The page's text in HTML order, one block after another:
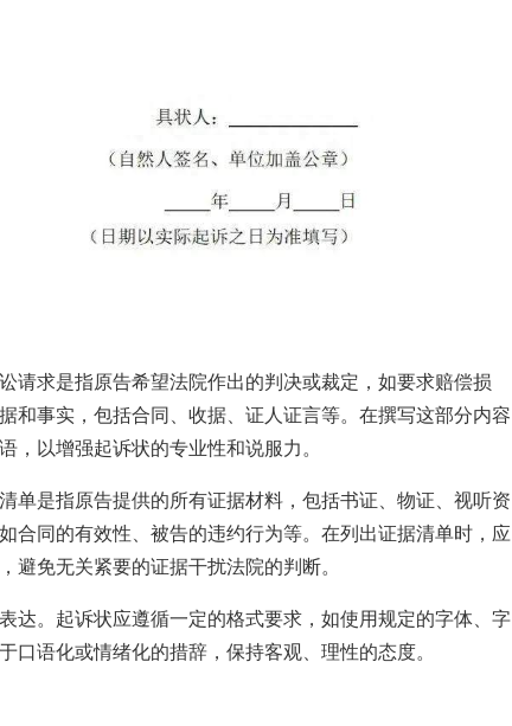
请求是指原告希望法院作出的判决或裁定，如要求赔偿损
和事实，包括合同、收据、证人证言等。在撰写这部分内容
以增强起诉状的专业性和说服力。
单是指原告提供的所有证据材料，包括书证、物证、视听资
合同的有效性、被告的违约行为等。在列出证据清单时，应
免无关紧要的证据干扰法院的判断。
达。起诉状应遵循一定的格式要求，如使用规定的字体、字
语化或情绪化的措辞，保持客观、理性的态度。